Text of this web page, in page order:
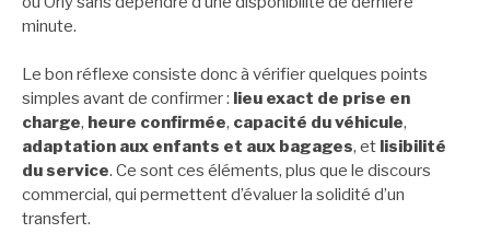
minute.
Le bon réflexe consiste donc à vérifier quelques points
simples avant de confirmer : lieu exact de prise en
charge, heure confirmée, capacité du véhicule,
adaptation aux enfants et aux bagages, et lisibilité
du service. Ce sont ces éléments, plus que le discours
commercial, qui permettent d’évaluer la solidité d’un
transfert.